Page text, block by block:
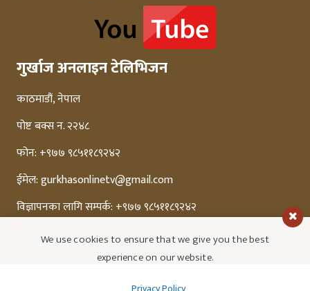
गुर्खाज अनलाइन टेलिभिजन
काठमाडौं, नेपाल
पोष्ट बक्स न. २२४८
फोन: +९७७ ९८५११८९२४२
ईमेल:gurkhasonlinetv@gmail.com
विज्ञापनका लागि सम्पर्क: +९७७ ९८५११८९२४२
We use cookies to ensure that we give you the best
experience on our website.